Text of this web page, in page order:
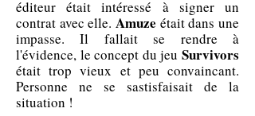
éditeur était intéressé à signer un
contrat avec elle. Amuze était dans une
impasse. Il fallait se rendre à
l'évidence, le concept du jeu Survivors
était trop vieux et peu convaincant.
Personne ne se sastisfaisait de la
situation !